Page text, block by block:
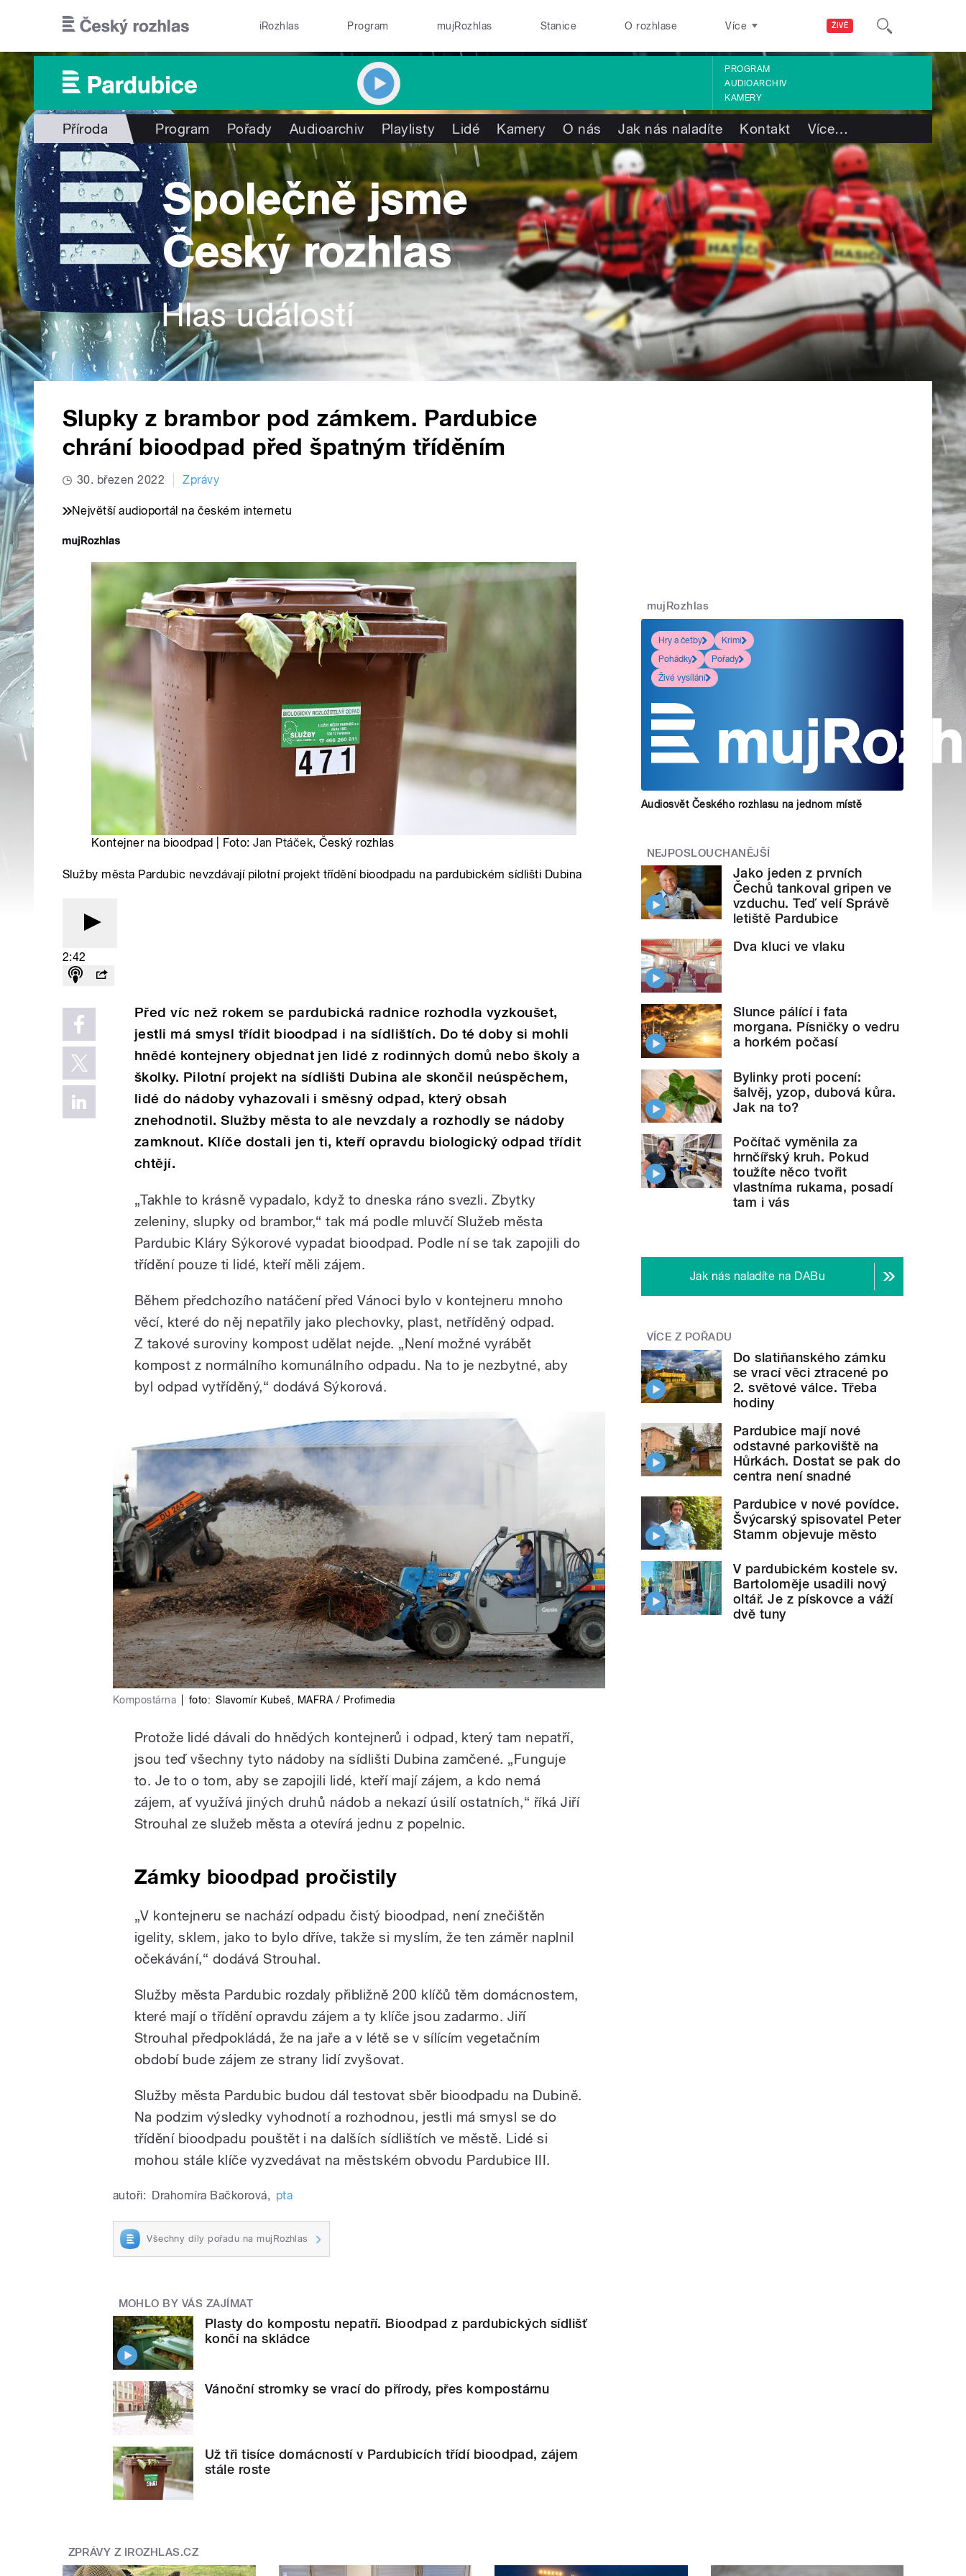
ŽIVĚ
iRozhlas Program mujRozhlas Stanice O rozhlase Více
PROGRAM
AUDIOARCHIV
KAMERY
Příroda Program Pořady Audioarchiv Playlisty Lidé Kamery O nás Jak nás naladíte Kontakt Více…
Slupky z brambor pod zámkem. Pardubice
chrání bioodpad před špatným tříděním
30. březen 2022 Zprávy
Největší audioportál na českém internetu
Kontejner na bioodpad | Foto:Jan Ptáček, Český rozhlas
Služby města Pardubic nevzdávají pilotní projekt třídění bioodpadu na pardubickém sídlišti Dubina
2:42
Před víc než rokem se pardubická radnice rozhodla vyzkoušet,
jestli má smysl třídit bioodpad i na sídlištích. Do té doby si mohli
hnědé kontejnery objednat jen lidé z rodinných domů nebo školy a
školky. Pilotní projekt na sídlišti Dubina ale skončil neúspěchem,
lidé do nádoby vyhazovali i směsný odpad, který obsah
znehodnotil. Služby města to ale nevzdaly a rozhodly se nádoby
zamknout. Klíče dostali jen ti, kteří opravdu biologický odpad třídit
chtějí.
„Takhle to krásně vypadalo, když to dneska ráno svezli. Zbytky
zeleniny, slupky od brambor,“ tak má podle mluvčí Služeb města
Pardubic Kláry Sýkorové vypadat bioodpad. Podle ní se tak zapojili do
třídění pouze ti lidé, kteří měli zájem.
Během předchozího natáčení před Vánoci bylo v kontejneru mnoho
věcí, které do něj nepatřily jako plechovky, plast, netříděný odpad.
Z takové suroviny kompost udělat nejde. „Není možné vyrábět
kompost z normálního komunálního odpadu. Na to je nezbytné, aby
byl odpad vytříděný,“ dodává Sýkorová.
Kompostárna foto: Slavomír Kubeš, MAFRA / Profimedia
Protože lidé dávali do hnědých kontejnerů i odpad, který tam nepatří,
jsou teď všechny tyto nádoby na sídlišti Dubina zamčené. „Funguje
to. Je to o tom, aby se zapojili lidé, kteří mají zájem, a kdo nemá
zájem, ať využívá jiných druhů nádob a nekazí úsilí ostatních,“ říká Jiří
Strouhal ze služeb města a otevírá jednu z popelnic.
Zámky bioodpad pročistily
„V kontejneru se nachází odpadu čistý bioodpad, není znečištěn
igelity, sklem, jako to bylo dříve, takže si myslím, že ten záměr naplnil
očekávání,“ dodává Strouhal.
Služby města Pardubic rozdaly přibližně 200 klíčů těm domácnostem,
které mají o třídění opravdu zájem a ty klíče jsou zadarmo. Jiří
Strouhal předpokládá, že na jaře a v létě se v sílícím vegetačním
období bude zájem ze strany lidí zvyšovat.
Služby města Pardubic budou dál testovat sběr bioodpadu na Dubině.
Na podzim výsledky vyhodnotí a rozhodnou, jestli má smysl se do
třídění bioodpadu pouštět i na dalších sídlištích ve městě. Lidé si
mohou stále klíče vyzvedávat na městském obvodu Pardubice III.
autoři: Drahomíra Bačkorová, pta
Všechny díly pořadu na mujRozhlas
MOHLO BY VÁS ZAJÍMAT
Plasty do kompostu nepatří. Bioodpad z pardubických sídlišť
končí na skládce
Vánoční stromky se vrací do přírody, přes kompostárnu
Už tři tisíce domácností v Pardubicích třídí bioodpad, zájem
stále roste
mujRozhlas
Hry a četby
Krimi
Pohádky
Pořady
Živé vysílání
Audiosvět Českého rozhlasu na jednom místě
NEJPOSLOUCHANĚJŠÍ
Jako jeden z prvních
Čechů tankoval gripen ve
vzduchu. Teď velí Správě
letiště Pardubice
Dva kluci ve vlaku
Slunce pálící i fata
morgana. Písničky o vedru
a horkém počasí
Bylinky proti pocení:
šalvěj, yzop, dubová kůra.
Jak na to?
Počítač vyměnila za
hrnčířský kruh. Pokud
toužíte něco tvořit
vlastníma rukama, posadí
tam i vás
Jak nás naladíte na DABu
VÍCE Z POŘADU
Do slatiňanského zámku
se vrací věci ztracené po
2. světové válce. Třeba
hodiny
Pardubice mají nové
odstavné parkoviště na
Hůrkách. Dostat se pak do
centra není snadné
Pardubice v nové povídce.
Švýcarský spisovatel Peter
Stamm objevuje město
V pardubickém kostele sv.
Bartoloměje usadili nový
oltář. Je z pískovce a váží
dvě tuny
ZPRÁVY Z IROZHLAS.CZ